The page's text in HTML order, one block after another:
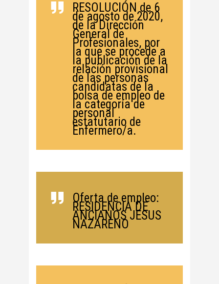
RESOLUCIÓN de 6
de agosto de 2020,
de la Dirección
General de
Profesionales, por
la que se procede a
la publicación de la
relación provisional
de las personas
candidatas de la
bolsa de empleo de
la categoría de
personal
estatutario de
Enfermero/a.
Oferta de empleo:
RESIDENCIA DE
ANCIANOS JESUS
NAZARENO